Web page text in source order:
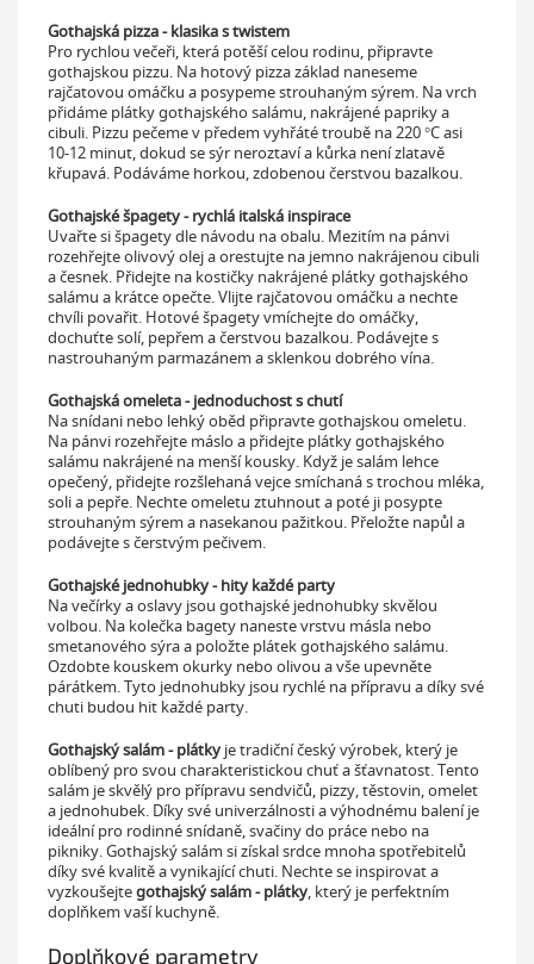
Gothajská pizza - klasika s twistem
Pro rychlou večeři, která potěší celou rodinu, připravte
gothajskou pizzu. Na hotový pizza základ naneseme
rajčatovou omáčku a posypeme strouhaným sýrem. Na vrch
přidáme plátky gothajského salámu, nakrájené papriky a
cibuli. Pizzu pečeme v předem vyhřáté troubě na 220 °C asi
10-12 minut, dokud se sýr neroztaví a kůrka není zlatavě
křupavá. Podáváme horkou, zdobenou čerstvou bazalkou.
Gothajské špagety - rychlá italská inspirace
Uvařte si špagety dle návodu na obalu. Mezitím na pánvi
rozehřejte olivový olej a orestujte na jemno nakrájenou cibuli
a česnek. Přidejte na kostičky nakrájené plátky gothajského
salámu a krátce opečte. Vlijte rajčatovou omáčku a nechte
chvíli povařit. Hotové špagety vmíchejte do omáčky,
dochuťte solí, pepřem a čerstvou bazalkou. Podávejte s
nastrouhaným parmazánem a sklenkou dobrého vína.
Gothajská omeleta - jednoduchost s chutí
Na snídani nebo lehký oběd připravte gothajskou omeletu.
Na pánvi rozehřejte máslo a přidejte plátky gothajského
salámu nakrájené na menší kousky. Když je salám lehce
opečený, přidejte rozšlehaná vejce smíchaná s trochou mléka,
soli a pepře. Nechte omeletu ztuhnout a poté ji posypte
strouhaným sýrem a nasekanou pažitkou. Přeložte napůl a
podávejte s čerstvým pečivem.
Gothajské jednohubky - hity každé party
Na večírky a oslavy jsou gothajské jednohubky skvělou
volbou. Na kolečka bagety naneste vrstvu másla nebo
smetanového sýra a položte plátek gothajského salámu.
Ozdobte kouskem okurky nebo olivou a vše upevněte
párátkem. Tyto jednohubky jsou rychlé na přípravu a díky své
chuti budou hit každé party.
Gothajský salám - plátky je tradiční český výrobek, který je
oblíbený pro svou charakteristickou chuť a šťavnatost. Tento
salám je skvělý pro přípravu sendvičů, pizzy, těstovin, omelet
a jednohubek. Díky své univerzálnosti a výhodnému balení je
ideální pro rodinné snídaně, svačiny do práce nebo na
pikniky. Gothajský salám si získal srdce mnoha spotřebitelů
díky své kvalitě a vynikající chuti. Nechte se inspirovat a
vyzkoušejtegothajský salám - plátky, který je perfektním
doplňkem vaší kuchyně.
Doplňkové parametry